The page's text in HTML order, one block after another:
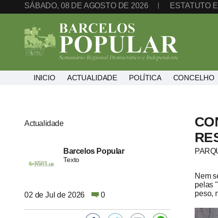
SÁBADO, 08 DE AGOSTO DE 2026 ESTATUTO
INICIO ACTUALIDADE POLÍTICA CONCELHO
Nem
pelas
peso,
Actualidade
Barcelos Popular
Texto
02 de Jul de 2026 0